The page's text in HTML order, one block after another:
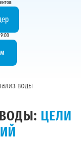
воды
ЦЕЛИ